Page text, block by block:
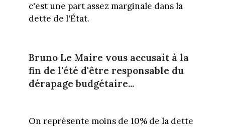
c'est une part assez marginale dans la
dette de l'État.
Bruno Le Maire vous accusait à la
fin de l'été d'être responsable du
dérapage budgétaire...
On représente moins de 10% de la dette